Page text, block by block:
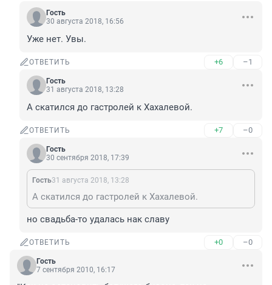
Гость
30 августа 2018, 16:56
Уже нет. Увы.
ОТВЕТИТЬ +6 –1
Гость
31 августа 2018, 13:28
А скатился до гастролей к Хахалевой.
ОТВЕТИТЬ +7 –0
Гость
30 сентября 2018, 17:39
Гость31 августа 2018, 13:28
А скатился до гастролей к Хахалевой.
но свадьба-то удалась нак славу
ОТВЕТИТЬ +0 –0
Гость
7 сентября 2010, 16:17